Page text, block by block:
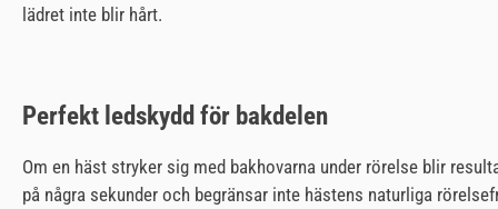
lädret inte blir hårt.
Perfekt ledskydd för bakdelen
Om en häst stryker sig med bakhovarna under rörelse blir
på några sekunder och begränsar inte hästens naturliga